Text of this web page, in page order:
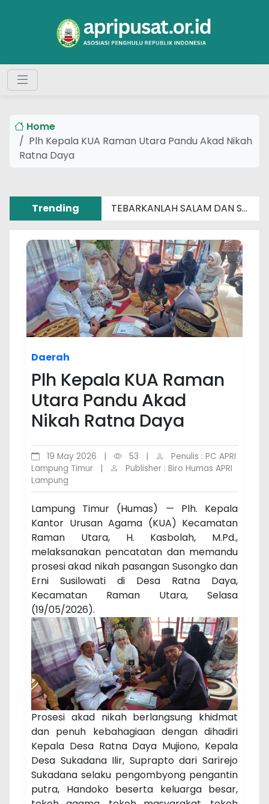
Home
Plh Kepala KUA Raman Utara Pandu Akad Nikah
Ratna Daya
Trending TEBARKANLAH SALAM DAN SENYUM SEBERAT APAPUN MASALAHMU
Daerah
Plh Kepala KUA Raman
Utara Pandu Akad
Nikah Ratna Daya
19 May 2026 53
Penulis : PC APRI
Lampung Timur
Publisher : Biro Humas APRI
Lampung
Lampung Timur (Humas) — Plh. Kepala
Kantor Urusan Agama (KUA) Kecamatan
Raman Utara, H. Kasbolah, M.Pd.,
melaksanakan pencatatan dan memandu
prosesi akad nikah pasangan Susongko dan
Erni Susilowati di Desa Ratna Daya,
Kecamatan Raman Utara, Selasa
(19/05/2026).
Prosesi akad nikah berlangsung khidmat
dan penuh kebahagiaan dengan dihadiri
Kepala Desa Ratna Daya Mujiono, Kepala
Desa Sukadana Ilir, Suprapto dari Sarirejo
Sukadana selaku pengombyong pengantin
putra, Handoko beserta keluarga besar,